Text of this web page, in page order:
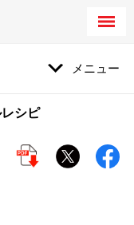
メニュー
シピ